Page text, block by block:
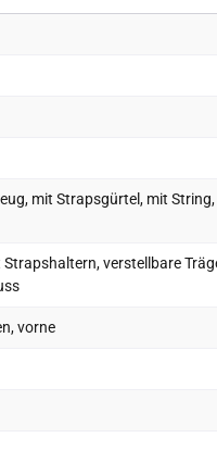
mit Strapsgürtel, mit
verstellbare
vorne